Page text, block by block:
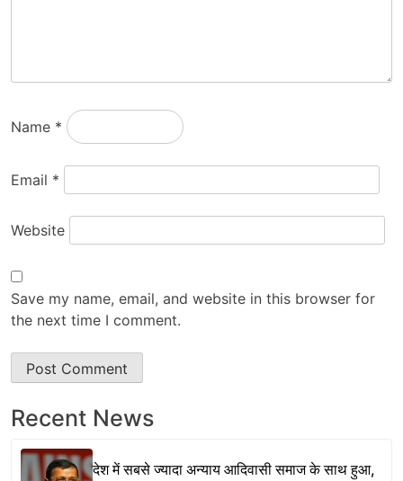
Name *
Email *
Website
Save my name, email, and website in this browser for
the next time I comment.
Recent News
देश में सबसे ज्यादा अन्याय आदिवासी समाज के साथ हुआ,